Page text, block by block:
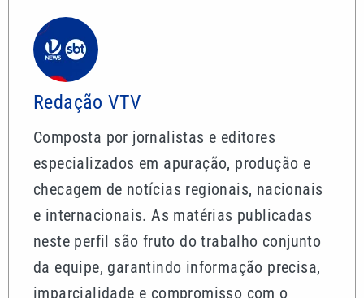
Redação VTV
Composta por jornalistas e editores
especializados em apuração, produção e
checagem de notícias regionais, nacionais
e internacionais. As matérias publicadas
neste perfil são fruto do trabalho conjunto
da equipe, garantindo informação precisa,
imparcialidade e compromisso com o